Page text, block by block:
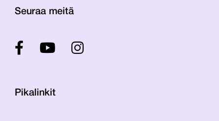
Seuraa meitä
Pikalinkit